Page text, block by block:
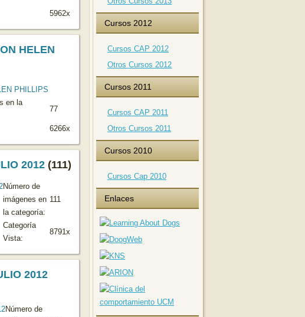
5962x
HELEN
en la
77
6266x
2012 (111)
Número de
imágenes en
la categoría:
111
Categoría
Vista:
8791x
2012
Número de
Cursos 2012
Cursos CAP 2012
Otros Cursos 2012
Cursos 2011
Cursos CAP 2011
Otros Cursos 2011
Cursos 2010
Cursos Cap 2010
Enlaces